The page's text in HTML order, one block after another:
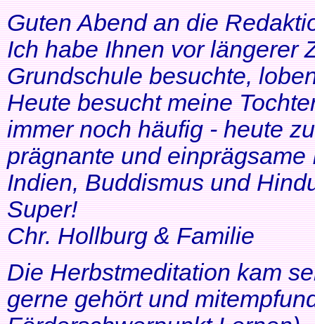
Guten Abend an die
Ich habe Ihnen vor längerer
Grundschule besuchte,
Heute besucht meine
immer noch häufig - heute
prägnante und
Indien, Buddismus und
Super!
Chr. Hollburg & Familie
Die Herbstmeditation kam
gerne gehört und